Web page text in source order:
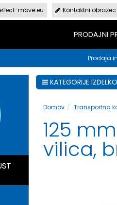
move.eu Kontaktni obrazec
PRODAJNI
Prodaja
KATEGORIJE
Domov Transportna
125
vilica,